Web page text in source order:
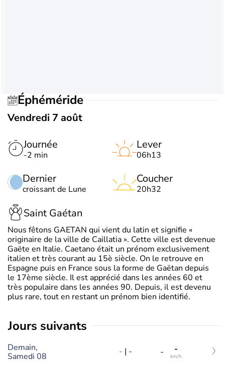
Éphéméride
Vendredi 7 août
Journée
-2 min
Dernier
croissant de Lune
Lever
06h13
Coucher
20h32
Saint Gaétan
Nous fêtons GAETAN qui vient du latin et signifie «
originaire de la ville de Caillatia ». Cette ville est devenue
Gaëte en Italie. Caetano était un prénom exclusivement
italien et très courant au 15è siècle. On le retrouve en
Espagne puis en France sous la forme de Gaëtan depuis
le 17ème siècle. Il est apprécié dans les années 60 et
très populaire dans les années 90. Depuis, il est devenu
plus rare, tout en restant un prénom bien identifié.
jours suivants
Demain,
Samedi 08
- | - - -
km/h